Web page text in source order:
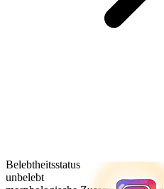
Belebtheitsstatus
unbelebt